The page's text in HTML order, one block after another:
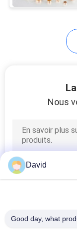
de
Nous
David
Good day, what